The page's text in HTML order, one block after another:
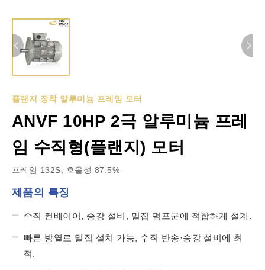
플랜지 장착 알루미늄 프레임 모터
ANVF 10HP 2극 알루미늄 프레
임 수직형(플랜지) 모터
프레임 132S, 효율성 87.5%
제품의 특징
수직 컨베이어, 승강 설비, 밀집 펌프군에 적합하게 설계.
빠른 방열로 밀집 설치 가능, 수직 반송·승강 설비에 최
적.